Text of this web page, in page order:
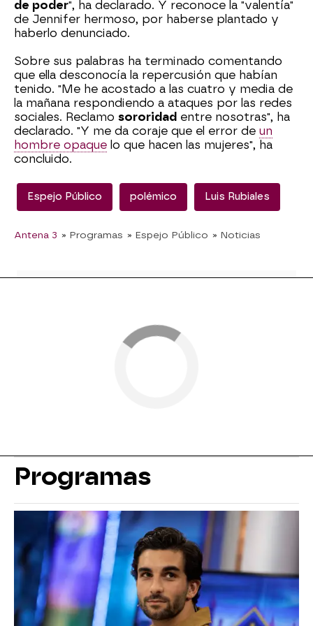
de poder", ha declarado. Y reconoce la "valentía"
de Jennifer hermoso, por haberse plantado y
haberlo denunciado.
Sobre sus palabras ha terminado comentando
que ella desconocía la repercusión que habían
tenido. "Me he acostado a las cuatro y media de
la mañana respondiendo a ataques por las redes
sociales. Reclamo sororidad entre nosotras", ha
declarado. "Y me da coraje que el error de un
hombre opaque lo que hacen las mujeres", ha
concluido.
Espejo Público polémico Luis Rubiales
Antena 3 » Programas » Espejo Público » Noticias
Programas